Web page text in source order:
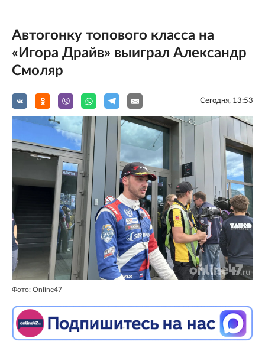
Автогонку топового класса на
«Игора Драйв» выиграл Александр
Смоляр
Сегодня, 13:53
Фото: Online47